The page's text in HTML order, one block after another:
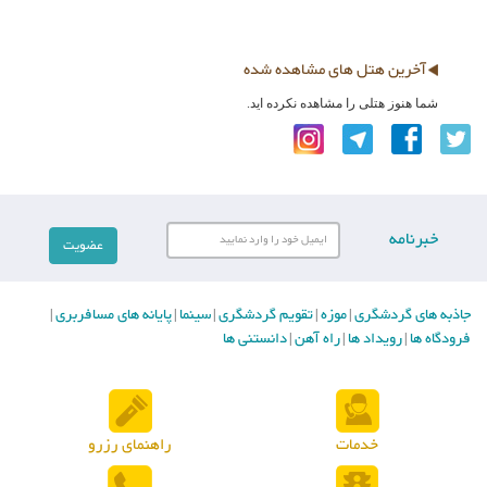
آخرین هتل های مشاهده شده
شما هنوز هتلی را مشاهده نکرده اید.
خبرنامه
جاذبه های گردشگری|موزه|تقویم گردشگری|سینما|پایانه های مسافربری|
فرودگاه ها|رویداد ها|راه آهن|دانستنی ها
خدمات راهنمای رزرو